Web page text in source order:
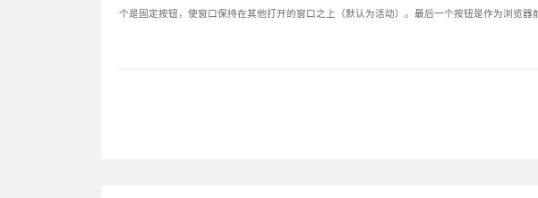
个是固定按钮，使窗口保持在其他打开的窗口之上（默认为活动）。最后一个按钮是作为浏览器